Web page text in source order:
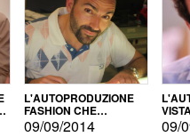
L'AUTOPRODUZIONE
FASHION CHE
CONQUISTA GLI USA
09/09/2014 09/